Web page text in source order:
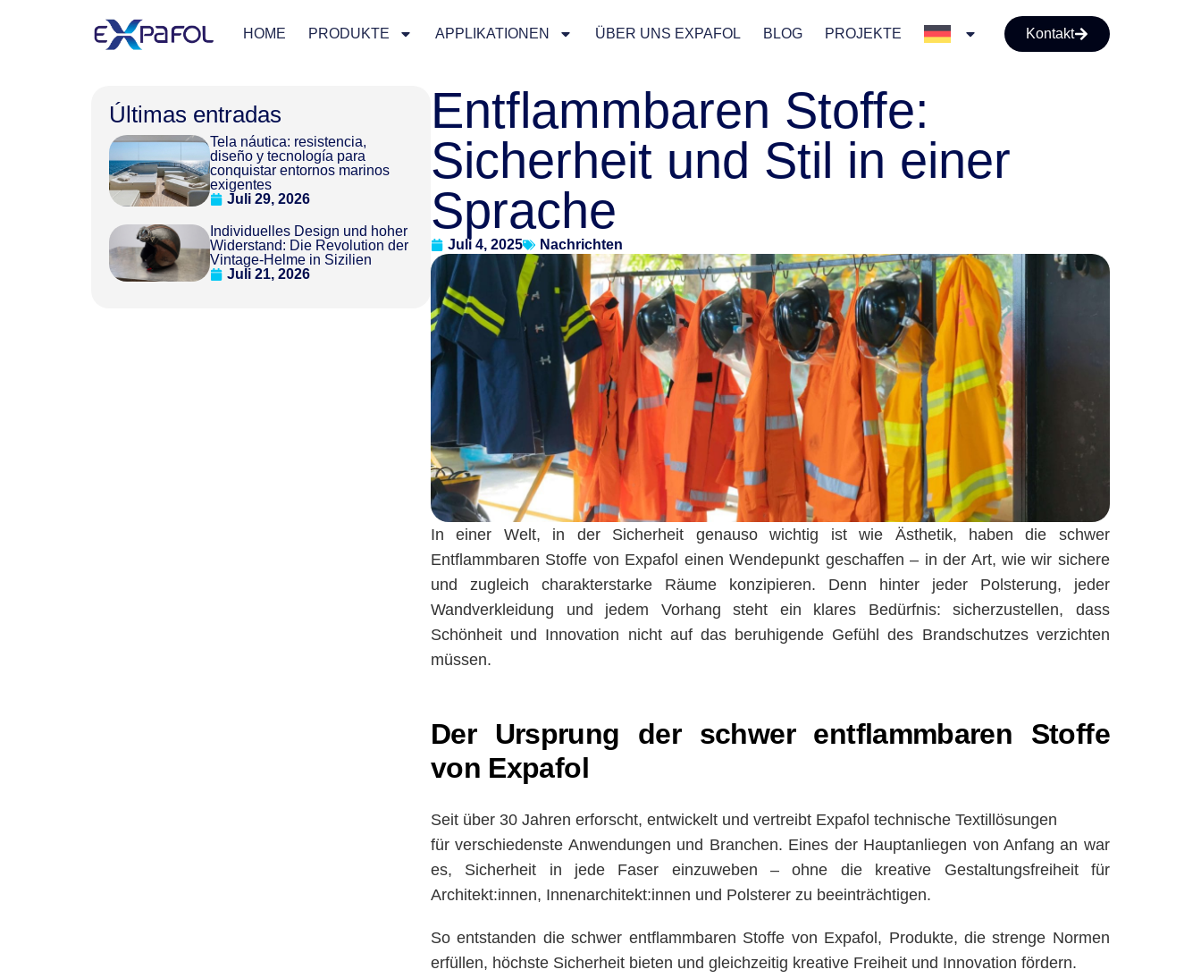
HOME PRODUKTE APPLIKATIONEN ÜBER UNS EXPAFOL BLOG PROJEKTE Kontakt
Últimas entradas
Tela náutica: resistencia,
diseño y tecnología para
conquistar entornos marinos
exigentes
Juli 29, 2026
Individuelles Design und hoher
Widerstand: Die Revolution der
Vintage-Helme in Sizilien
Juli 21, 2026
Entflammbaren Stoffe:
Sicherheit und Stil in einer
Sprache
Juli 4, 2025 Nachrichten
In einer Welt, in der Sicherheit genauso wichtig ist wie Ästhetik, haben die schwer
Entflammbaren Stoffe von Expafol einen Wendepunkt geschaffen – in der Art, wie wir sichere
und zugleich charakterstarke Räume konzipieren. Denn hinter jeder Polsterung, jeder
Wandverkleidung und jedem Vorhang steht ein klares Bedürfnis: sicherzustellen, dass
Schönheit und Innovation nicht auf das beruhigende Gefühl des Brandschutzes verzichten
müssen.
Der Ursprung der schwer entflammbaren Stoffe
von Expafol
Seit über 30 Jahren erforscht, entwickelt und vertreibt Expafol technische Textillösungen
für verschiedenste Anwendungen und Branchen. Eines der Hauptanliegen von Anfang an war
es, Sicherheit in jede Faser einzuweben – ohne die kreative Gestaltungsfreiheit für
Architekt:innen, Innenarchitekt:innen und Polsterer zu beeinträchtigen.
So entstanden die schwer entflammbaren Stoffe von Expafol, Produkte, die strenge Normen
erfüllen, höchste Sicherheit bieten und gleichzeitig kreative Freiheit und Innovation fördern.